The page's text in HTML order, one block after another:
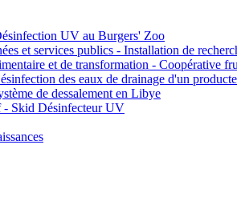
UV au Burgers' Zoo
et services publics - Installation de
et de transformation - Coopérative
des eaux de drainage d'un
de dessalement en Libye
- Skid Désinfecteur UV